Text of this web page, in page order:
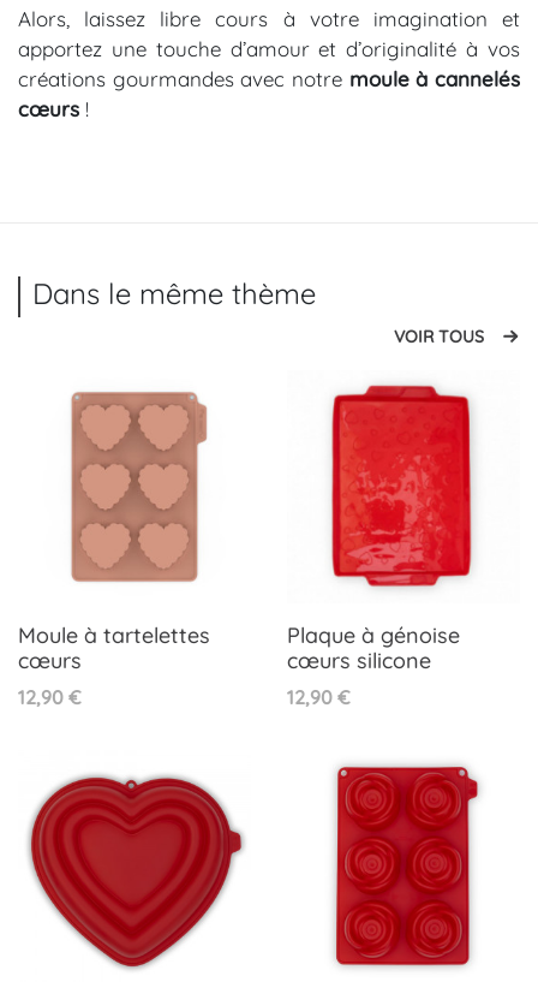
Alors, laissez libre cours à votre imagination et
apportez une touche d’amour et d’originalité à vos
créations gourmandes avec notre moule à cannelés
cœurs !
Dans le même thème
VOIR TOUS
Moule à tartelettes
cœurs
Prix
12,90 €
Plaque à génoise
cœurs silicone
Prix
12,90 €